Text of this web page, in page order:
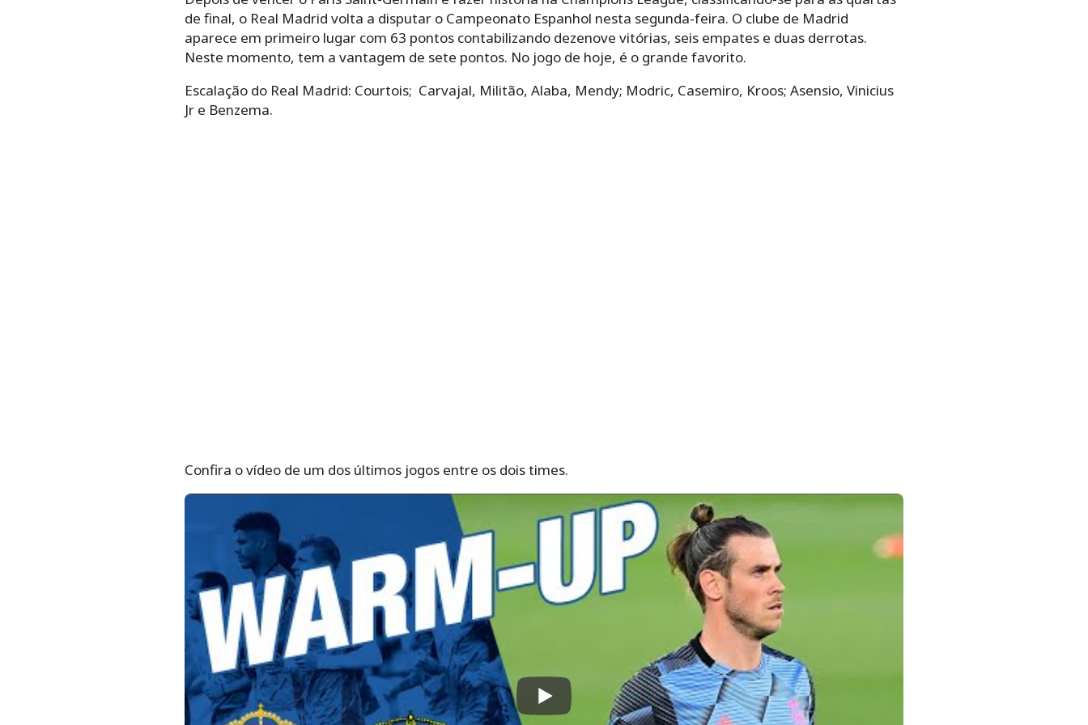
de final, o Real Madrid volta a disputar o Campeonato Espanhol nesta segunda-feira. O clube de Madrid
aparece em primeiro lugar com 63 pontos contabilizando dezenove vitórias, seis empates e duas derrotas.
Neste momento, tem a vantagem de sete pontos. No jogo de hoje, é o grande favorito.
Escalação do Real Madrid: Courtois; Carvajal, Militão, Alaba, Mendy; Modric, Casemiro, Kroos; Asensio, Vinicius
Jr e Benzema.
Confira o vídeo de um dos últimos jogos entre os dois times.